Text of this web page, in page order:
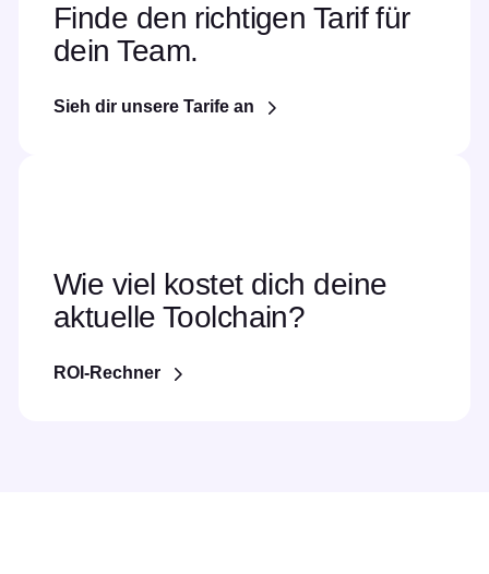
Finde den richtigen Tarif für
dein Team.
Sieh dir unsere Tarife an
Wie viel kostet dich deine
aktuelle Toolchain?
ROI-Rechner